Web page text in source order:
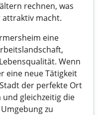
rechnen, was
attraktiv macht.
eine
Wenn
eine neue Tätigkeit
der perfekte Ort
gleichzeitig die
zu